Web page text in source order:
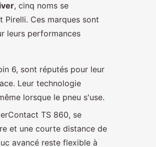
, cinq noms se
Pirelli. Ces marques sont
leurs performances
6, sont réputés pour leur
Leur technologie
lorsque le pneu s'use.
TS 860, se
et une courte distance de
avancé reste flexible à